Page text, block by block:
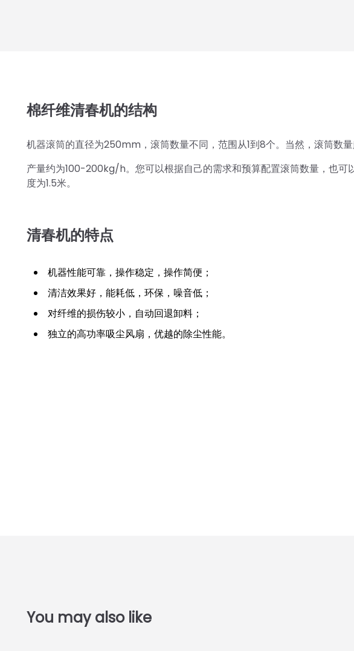
棉纤维清春机的结构
机器滚筒的直径为250mm，滚筒数量不同，范围从1到8个。当然，滚筒数量
产量约为100-200kg/h。您可以根据自己的需求和预算配置滚筒数量，也可
度为1.5米。
清春机的特点
机器性能可靠，操作稳定，操作简便；
清洁效果好，能耗低，环保，噪音低；
对纤维的损伤较小，自动回退卸料；
独立的高功率吸尘风扇，优越的除尘性能。